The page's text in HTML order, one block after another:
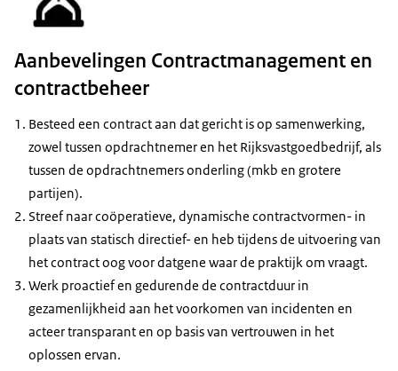
Aanbevelingen Contractmanagement en
contractbeheer
Besteed een contract aan dat gericht is op samenwerking,
zowel tussen opdrachtnemer en het Rijksvastgoedbedrijf, als
tussen de opdrachtnemers onderling (mkb en grotere
partijen).
Streef naar coöperatieve, dynamische contractvormen- in
plaats van statisch directief- en heb tijdens de uitvoering van
het contract oog voor datgene waar de praktijk om vraagt.
Werk proactief en gedurende de contractduur in
gezamenlijk­heid aan het voorkomen van incidenten en
acteer transparant en op basis van vertrouwen in het
oplossen ervan.